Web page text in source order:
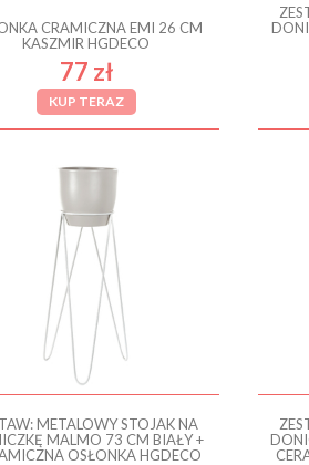
CRAMICZNA EMI 26 CM
KASZMIR HGDECO
77 zł
KUP TERAZ
METALOWY STOJAK NA
MALMO 73 CM BIAŁY +
OSŁONKA HGDECO